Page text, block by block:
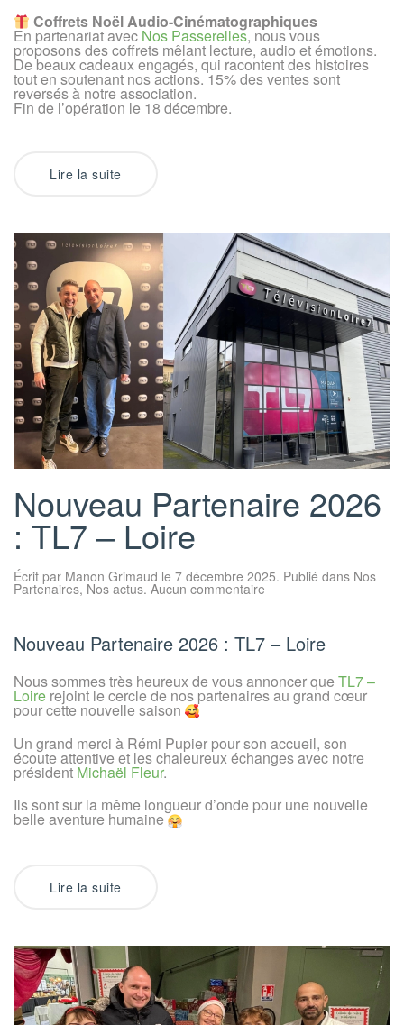
Coffrets Noël Audio-Cinématographiques
En partenariat avec Nos Passerelles, nous vous
proposons des coffrets mêlant lecture, audio et émotions.
De beaux cadeaux engagés, qui racontent des histoires
tout en soutenant nos actions. 15% des ventes sont
reversés à notre association.
Fin de l’opération le 18 décembre.
Lire la suite
Nouveau Partenaire 2026
: TL7 – Loire
Écrit par Manon Grimaud le 7 décembre 2025. Publié dans Nos
Partenaires, Nos actus. Aucun commentairesur
:
TL7
Loire
Nouveau Partenaire 2026 : TL7 – Loire
Nous sommes très heureux de vous annoncer que TL7 –
Loire rejoint le cercle de nos partenaires au grand cœur
pour cette nouvelle saison
Un grand merci à Rémi Pupier pour son accueil, son
écoute attentive et les chaleureux échanges avec notre
président Michaël Fleur.
Ils sont sur la même longueur d’onde pour une nouvelle
belle aventure humaine
Lire la suite